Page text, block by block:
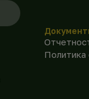
Политика